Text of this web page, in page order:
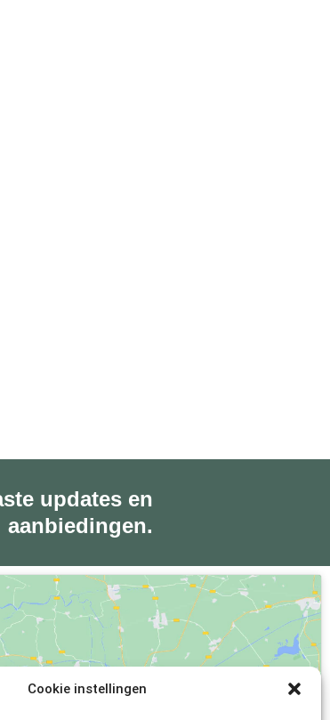
Cookie instellingen
updates en
aanbiedingen.
Klik om marketing cookies te accepteren